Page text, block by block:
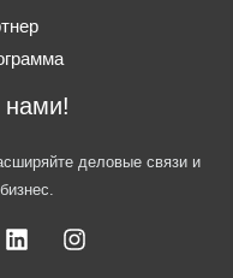
нами!
деловые связи и